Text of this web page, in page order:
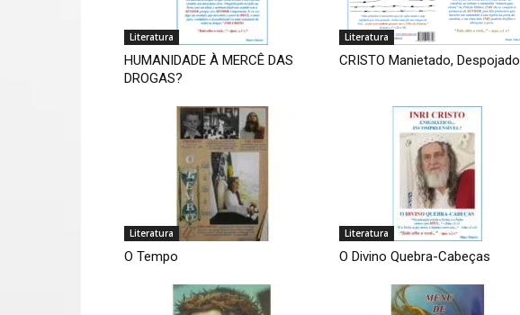
Literatura
HUMANIDADE À MERCÊ DAS
DROGAS?
Literatura
CRISTO Manietado, Despojado
Literatura
O Tempo
Literatura
O Divino Quebra-Cabeças